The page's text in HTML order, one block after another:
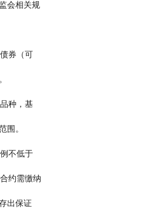
证监会相关规
换债券（可
他品种，基
范围。
比例不低于
货合约需缴纳
存出保证